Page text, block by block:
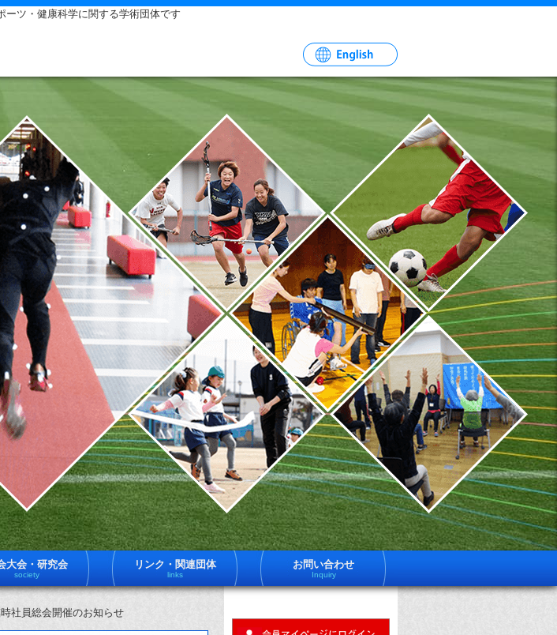
ーツ・健康科学に関する学術団体です
体
ス
一
社
法
日
体
育
ス
ー
ツ
健
学
は
員
約
育
大会・研究会
society
リンク・関連団体
links
お問い合わせ
Inquiry
社員総会開催のお知らせ